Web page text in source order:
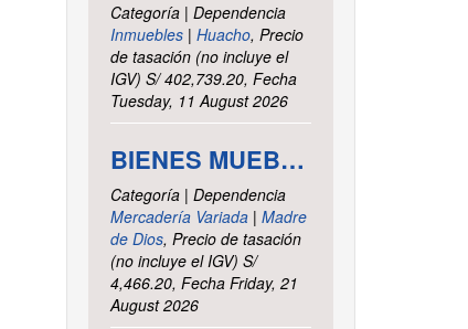
Categoría | Dependencia
Inmuebles| Huacho, Precio
de tasación (no incluye el
IGV) S/ 402,739.20, Fecha
Tuesday, 11 August 2026
BIENES MUEBLES VARIOS - INTENDENCIA DE TRIBUTOS INTERNOS MADRE DE DIOS
Categoría | Dependencia
Mercadería Variada| Madre
de Dios, Precio de tasación
(no incluye el IGV) S/
4,466.20, Fecha Friday, 21
August 2026